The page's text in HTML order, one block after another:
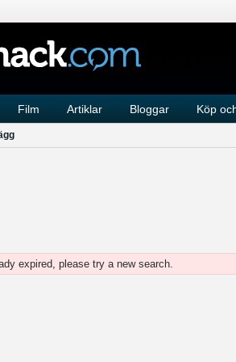
Film Artiklar Bloggar Köp
expired, please try a new search.